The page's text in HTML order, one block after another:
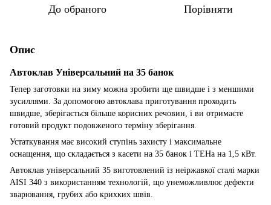
До обраного Порівняти
Опис
Автоклав Універсальний на 35 банок
Тепер заготовки на зиму можна зробити ще швидше і з меншими
зусиллями. За допомогою автоклава приготування проходить
швидше, зберігається більше корисних речовин, і ви отримаєте
готовий продукт подовженого терміну зберігання.
Устаткування має високий ступінь захисту і максимальне
оснащення, що складається з касети на 35 банок і ТЕНа на 1,5 кВт.
Автоклав універсальний 35 виготовлений із неіржавкої сталі марки
AISI 340 з використанням технологій, що унеможливлює дефекти
зварювання, грубих або крихких швів.